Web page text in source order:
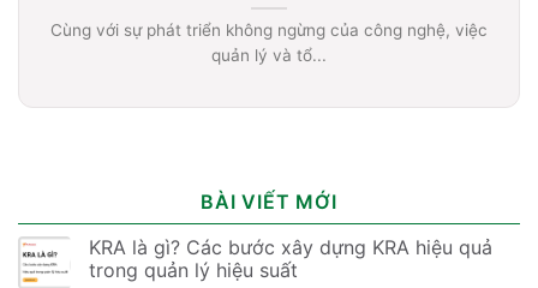
Cùng với sự phát triển không ngừng của công nghệ, việc
quản lý và tổ...
BÀI VIẾT MỚI
KRA là gì? Các bước xây dựng KRA hiệu quả
trong quản lý hiệu suất